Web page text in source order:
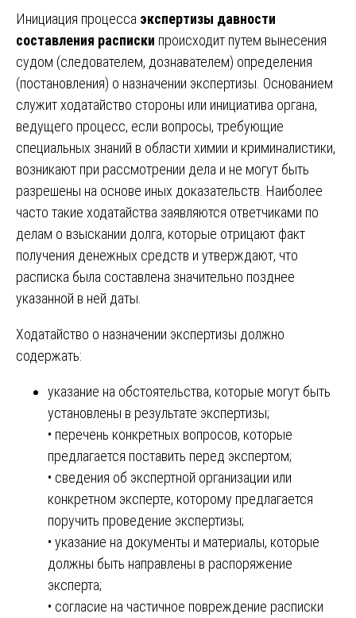
Инициация процесса экспертизы давности
составления расписки происходит путем вынесения
судом (следователем, дознавателем) определения
(постановления) о назначении экспертизы. Основанием
служит ходатайство стороны или инициатива органа,
ведущего процесс, если вопросы, требующие
специальных знаний в области химии и криминалистики,
возникают при рассмотрении дела и не могут быть
разрешены на основе иных доказательств. Наиболее
часто такие ходатайства заявляются ответчиками по
делам о взыскании долга, которые отрицают факт
получения денежных средств и утверждают, что
расписка была составлена значительно позднее
указанной в ней даты.
Ходатайство о назначении экспертизы должно
содержать:
указание на обстоятельства, которые могут быть
установлены в результате экспертизы;
• перечень конкретных вопросов, которые
предлагается поставить перед экспертом;
• сведения об экспертной организации или
конкретном эксперте, которому предлагается
поручить проведение экспертизы;
• указание на документы и материалы, которые
должны быть направлены в распоряжение
эксперта;
• согласие на частичное повреждение расписки